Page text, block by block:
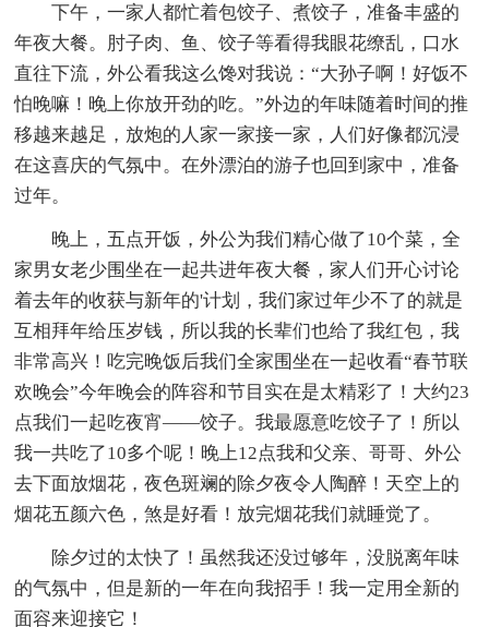
下午，一家人都忙着包饺子、煮饺子，准备丰盛的
年夜大餐。肘子肉、鱼、饺子等看得我眼花缭乱，口水
直往下流，外公看我这么馋对我说：“大孙子啊！好饭不
怕晚嘛！晚上你放开劲的吃。”外边的年味随着时间的推
移越来越足，放炮的人家一家接一家，人们好像都沉浸
在这喜庆的气氛中。在外漂泊的游子也回到家中，准备
过年。
晚上，五点开饭，外公为我们精心做了10个菜，全
家男女老少围坐在一起共进年夜大餐，家人们开心讨论
着去年的收获与新年的'计划，我们家过年少不了的就是
互相拜年给压岁钱，所以我的长辈们也给了我红包，我
非常高兴！吃完晚饭后我们全家围坐在一起收看“春节联
欢晚会”今年晚会的阵容和节目实在是太精彩了！大约23
点我们一起吃夜宵——饺子。我最愿意吃饺子了！所以
我一共吃了10多个呢！晚上12点我和父亲、哥哥、外公
去下面放烟花，夜色斑斓的除夕夜令人陶醉！天空上的
烟花五颜六色，煞是好看！放完烟花我们就睡觉了。
除夕过的太快了！虽然我还没过够年，没脱离年味
的气氛中，但是新的一年在向我招手！我一定用全新的
面容来迎接它！